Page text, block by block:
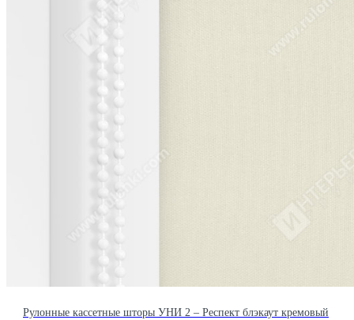
Рулонные кассетные шторы УНИ 2 – Респект блэкаут кремовый